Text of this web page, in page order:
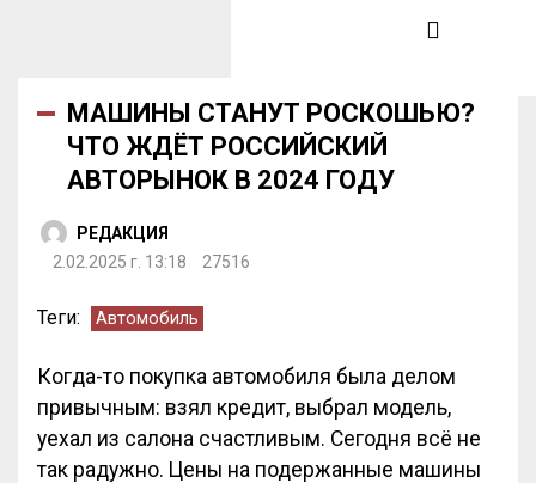
МАШИНЫ СТАНУТ РОСКОШЬЮ?
ЧТО ЖДЁТ РОССИЙСКИЙ
АВТОРЫНОК В 2024 ГОДУ
РЕДАКЦИЯ
2.02.2025 г. 13:18
27516
Теги: Автомобиль
Когда-то покупка автомобиля была делом
привычным: взял кредит, выбрал модель,
уехал из салона счастливым. Сегодня всё не
так радужно. Цены на подержанные машины